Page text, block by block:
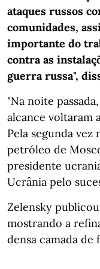
ataques russos
comunidades,
importante do
contra as
guerra russa",
"Na noite
alcance voltaram
Pela segunda vez
petróleo de
presidente
Ucrânia pelo
Zelensky
mostrando a
densa camada de